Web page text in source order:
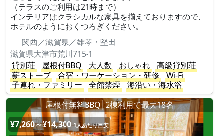
（テラスのご利用は21時まで）
インテリアはクラシカルな家具を揃えておりますので、
ホテルのようにおくつろぎください。
関西／滋賀県／雄琴・堅田
滋賀県大津市荒川715-1
貸別荘
屋根付BBQ 大人数 おしゃれ
高級貸別荘
薪ストーブ
合宿・ワーケーション・研修
Wi-Fi
子連れ・ファミリー
全館禁煙
海沿い・海水浴
屋根付無料BBQ│2棟利用で最大18名
¥7,260～¥14,300 1人あたり目安